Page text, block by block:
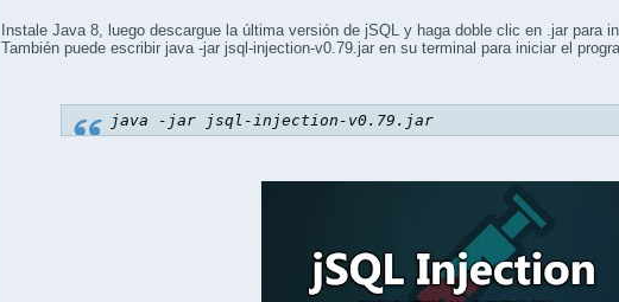
Instale Java 8, luego descargue la última versión de jSQL y haga doble clic en .jar para
También puede escribir java -jar jsql-injection-v0.79.jar en su terminal para iniciar el
java -jar jsql-injection-v0.79.jar